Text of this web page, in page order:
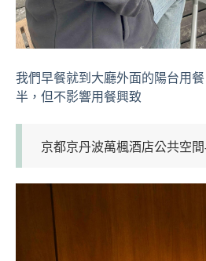
我們早餐就到大廳外面的陽台用
半，但不影響用餐興致
京都京丹波萬楓酒店公共空